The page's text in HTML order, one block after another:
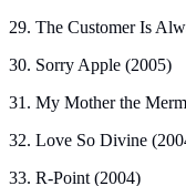
29. The Customer Is
30. Sorry Apple (2005)
31. My Mother the
32. Love So Divine
33. R-Point (2004)